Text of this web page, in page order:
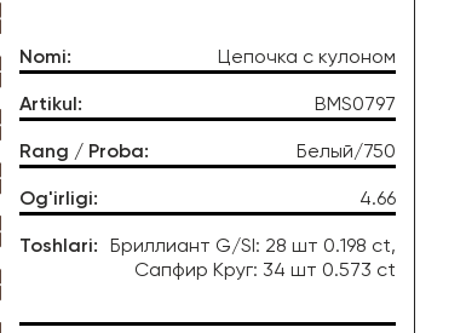
Nomi: Цепочка с кулоном
Artikul : BMS0797
Rang / Proba: Белый/750
Og'irligi: 4.66
Toshlari:
Бриллиант G/SI: 28 шт 0.198 ct,
Сапфир Круг: 34 шт 0.573 ct